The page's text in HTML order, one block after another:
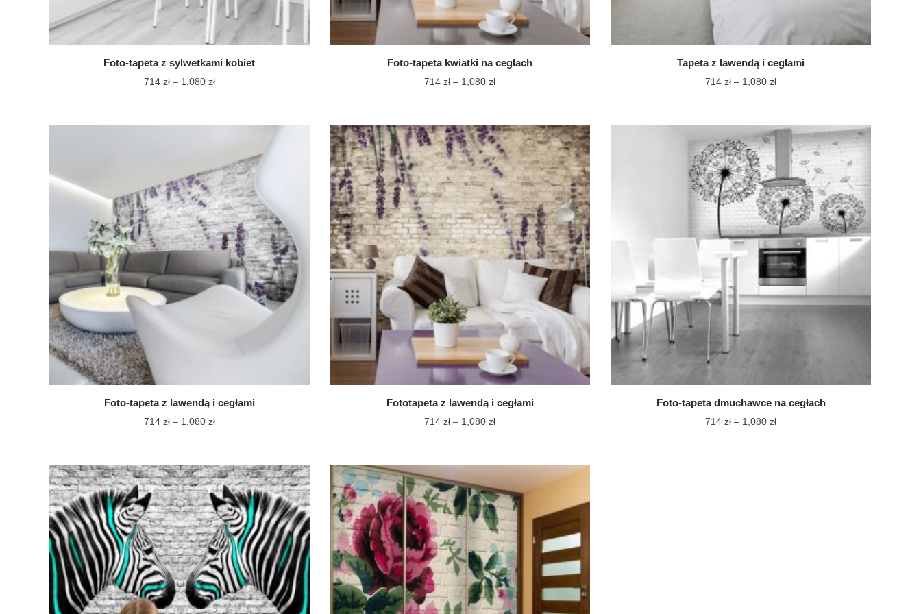
Foto-tapeta z sylwetkami kobiet
714 zł – 1,080 złZakres
714 zł
1,080 zł
produkt
wariantów.
Opcje
można
wybrać
na
produktu
Foto-tapeta kwiatki na cegłach
714zł – 1,080złZakres
714 zł
do
1,080 zł
produkt
ma
wiele
wariantów.
Opcje
można
wybrać
na
stronie
produktu
Tapeta z lawendą i cegłami
714zł – 1,080złZakres
714 zł
1,080 zł
produkt
ma
wiele
wariantów.
Opcje
można
wybrać
na
stronie
produktu
Foto-tapeta z lawendą i cegłami
714 zł – 1,080 złZakres
714 zł
do
1,080 zł
produkt
ma
wiele
wariantów.
Opcje
można
wybrać
na
stronie
Fototapeta z lawendą i cegłami
714zł – 1,080złZakres
714 zł
1,080 zł
produkt
ma
wiele
wariantów.
Opcje
można
wybrać
na
stronie
Foto-tapeta dmuchawce na cegłach
714zł – 1,080złZakres